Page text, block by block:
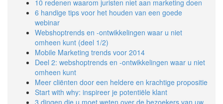
10 redenen waarom juristen niet aan marketing doen
6 handige tips voor het houden van een goede
webinar
Webshoptrends en -ontwikkelingen waar u niet
omheen kunt (deel 1/2)
Mobile Marketing trends voor 2014
Deel 2: webshoptrends en -ontwikkelingen waar u niet
omheen kunt
Meer cliënten door een heldere en krachtige propositie
Start with why: inspireer je potentiële klant